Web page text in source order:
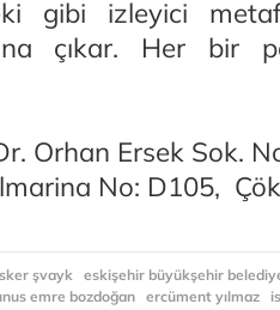
gibi izleyici
çıkar. Her bir
Orhan Ersek Sok.
No: D105,
şvayk eskişehir büyükşehir
emre bozdoğan ercüment yılmaz